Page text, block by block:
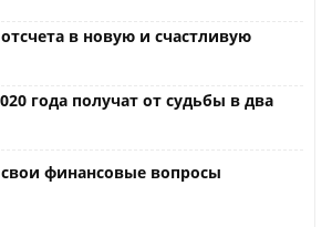
в новую и счастливую
года получат от судьбы в два
финансовые вопросы